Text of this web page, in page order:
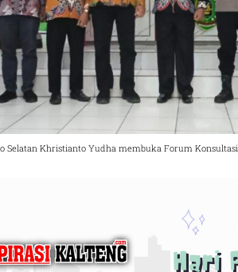
Selatan Khristianto Yudha membuka Forum Konsultasi